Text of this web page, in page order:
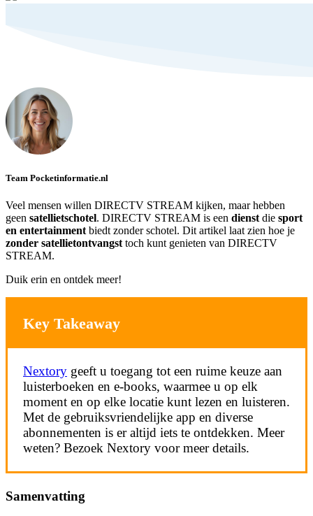
Team Pocketinformatie.nl
Veel mensen willen DIRECTV STREAM kijken, maar hebben
geen satellietschotel. DIRECTV STREAM is een dienst die sport
en entertainment biedt zonder schotel. Dit artikel laat zien hoe je
zonder satellietontvangst toch kunt genieten van DIRECTV
STREAM.
Duik erin en ontdek meer!
Key Takeaway
Nextory geeft u toegang tot een ruime keuze aan
luisterboeken en e-books, waarmee u op elk
moment en op elke locatie kunt lezen en luisteren.
Met de gebruiksvriendelijke app en diverse
abonnementen is er altijd iets te ontdekken. Meer
weten? Bezoek Nextory voor meer details.
Samenvatting